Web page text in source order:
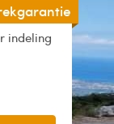
indeling